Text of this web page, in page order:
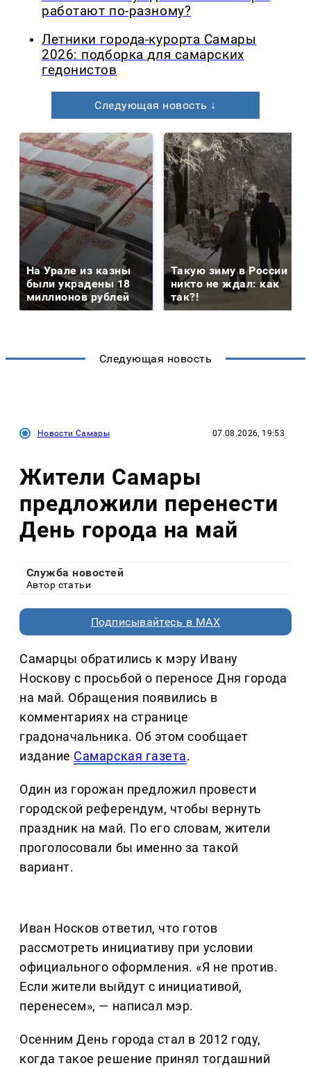
работают по-разному?
Летники города-курорта Самары
2026: подборка для самарских
гедонистов
Следующая новость ↓
На Урале из казны
были украдены 18
миллионов рублей
Такую зиму в России
никто не ждал: как
так?!
Следующая новость
Новости Самары 07.08.2026, 19:53
Жители Самары
предложили перенести
День города на май
Служба новостей
Автор статьи
Подписывайтесь в MAX
Самарцы обратились к мэру Ивану
Носкову с просьбой о переносе Дня города
на май. Обращения появились в
комментариях на странице
градоначальника. Об этом сообщает
издание Самарская газета.
Один из горожан предложил провести
городской референдум, чтобы вернуть
праздник на май. По его словам, жители
проголосовали бы именно за такой
вариант.
Иван Носков ответил, что готов
рассмотреть инициативу при условии
официального оформления. «Я не против.
Если жители выйдут с инициативой,
перенесем», — написал мэр.
Осенним День города стал в 2012 году,
когда такое решение принял тогдашний